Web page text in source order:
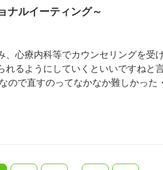
ルイーティング～
、心療内科等でカウンセリングを受
れるようにしていくといいですねと
ので直すのってなかなか難しかった